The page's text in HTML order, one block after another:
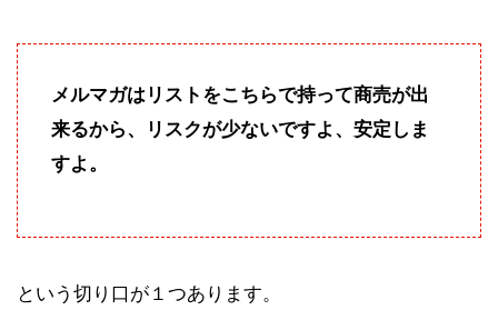
メルマガはリストをこちらで持って商売が出
来るから、リスクが少ないですよ、安定しま
すよ。
という切り口が１つあります。